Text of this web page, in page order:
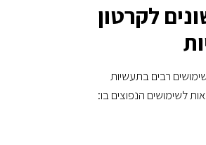
לקרטון
רבים בתעשיות
לשימושים הנפוצים בו: